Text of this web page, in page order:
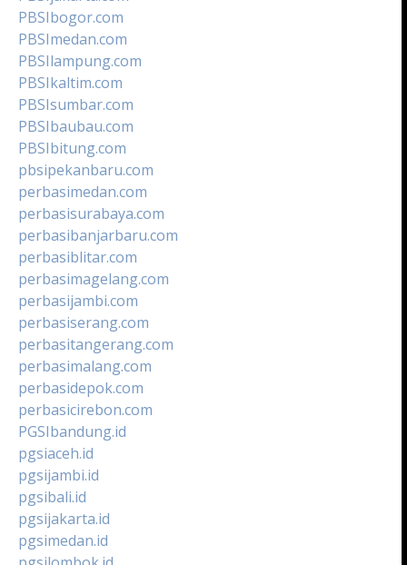
PBSIbogor.com
PBSImedan.com
PBSIlampung.com
PBSIkaltim.com
PBSIsumbar.com
PBSIbaubau.com
PBSIbitung.com
pbsipekanbaru.com
perbasimedan.com
perbasisurabaya.com
perbasibanjarbaru.com
perbasiblitar.com
perbasimagelang.com
perbasijambi.com
perbasiserang.com
perbasitangerang.com
perbasimalang.com
perbasidepok.com
perbasicirebon.com
PGSIbandung.id
pgsiaceh.id
pgsijambi.id
pgsibali.id
pgsijakarta.id
pgsimedan.id